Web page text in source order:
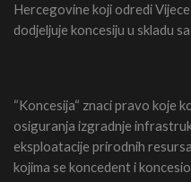
Hercegovine koji odredi
dodjeljuje koncesiju u skladu
“Koncesija“ znaci pravo koje
osiguranja izgradnje
eksploatacije prirodnih
kojima se koncedent i